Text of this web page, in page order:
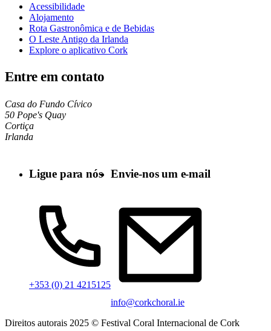
Acessibilidade
Alojamento
Rota Gastronômica e de Bebidas
O Leste Antigo da Irlanda
Explore o aplicativo Cork
Entre em contato
Casa do Fundo Cívico
50 Pope's Quay
Cortiça
Irlanda
Ligue para nós
+353 (0) 21 4215125
Envie-nos um e-mail
info@corkchoral.ie
Direitos autorais 2025 © Festival Coral Internacional de Cork